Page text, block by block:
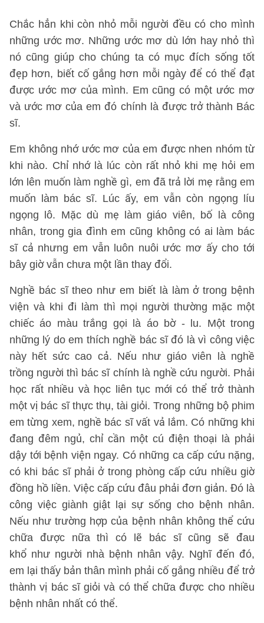
Chắc hẳn khi còn nhỏ mỗi người đều có cho mình
những ước mơ. Những ước mơ dù lớn hay nhỏ thì
nó cũng giúp cho chúng ta có mục đích sống tốt
đẹp hơn, biết cố gắng hơn mỗi ngày để có thể đạt
được ước mơ của mình. Em cũng có một ước mơ
và ước mơ của em đó chính là được trở thành Bác
sĩ.
Em không nhớ ước mơ của em được nhen nhóm từ
khi nào. Chỉ nhớ là lúc còn rất nhỏ khi mẹ hỏi em
lớn lên muốn làm nghề gì, em đã trả lời mẹ rằng em
muốn làm bác sĩ. Lúc ấy, em vẫn còn ngọng líu
ngọng lô. Mặc dù mẹ làm giáo viên, bố là công
nhân, trong gia đình em cũng không có ai làm bác
sĩ cả nhưng em vẫn luôn nuôi ước mơ ấy cho tới
bây giờ vẫn chưa một lần thay đổi.
Nghề bác sĩ theo như em biết là làm ở trong bệnh
viện và khi đi làm thì mọi người thường mặc một
chiếc áo màu trắng gọi là áo bờ - lu. Một trong
những lý do em thích nghề bác sĩ đó là vì công việc
này hết sức cao cả. Nếu như giáo viên là nghề
trồng người thì bác sĩ chính là nghề cứu người. Phải
học rất nhiều và học liên tục mới có thể trở thành
một vị bác sĩ thực thụ, tài giỏi. Trong những bộ phim
em từng xem, nghề bác sĩ vất vả lắm. Có những khi
đang đêm ngủ, chỉ cần một cú điện thoại là phải
dậy tới bệnh viện ngay. Có những ca cấp cứu nặng,
có khi bác sĩ phải ở trong phòng cấp cứu nhiều giờ
đồng hồ liền. Việc cấp cứu đâu phải đơn giản. Đó là
công việc giành giật lại sự sống cho bệnh nhân.
Nếu như trường hợp của bệnh nhân không thể cứu
chữa được nữa thì có lẽ bác sĩ cũng sẽ đau
khổ như người nhà bệnh nhân vậy. Nghĩ đến đó,
em lại thấy bản thân mình phải cố gắng nhiều để trở
thành vị bác sĩ giỏi và có thể chữa được cho nhiều
bệnh nhân nhất có thể.